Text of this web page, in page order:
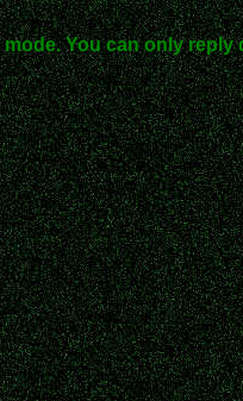
You can only